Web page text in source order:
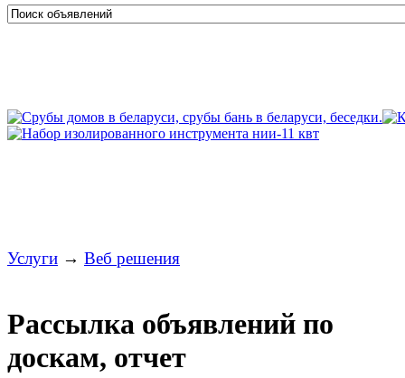
Услуги → Веб решения
Рассылка объявлений по
доскам, отчет